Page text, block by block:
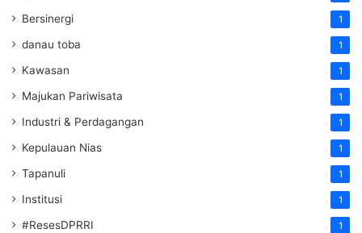
Bersinergi 1
danau toba 1
Kawasan 1
Majukan Pariwisata 1
Industri & Perdagangan 1
Kepulauan Nias 1
Tapanuli 1
Institusi 1
#ResesDPRRI 1